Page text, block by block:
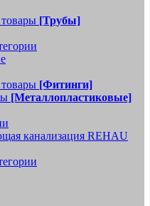
[Трубы]
[Фитинги]
[Металлопластиковые]
канализация REHAU